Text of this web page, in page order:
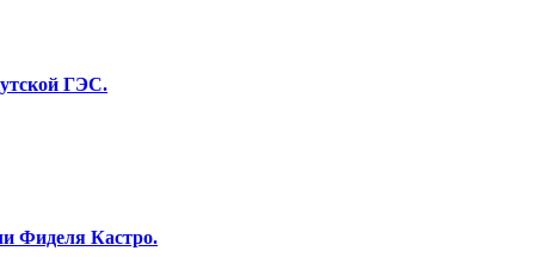
ГЭС.
Фиделя Кастро.